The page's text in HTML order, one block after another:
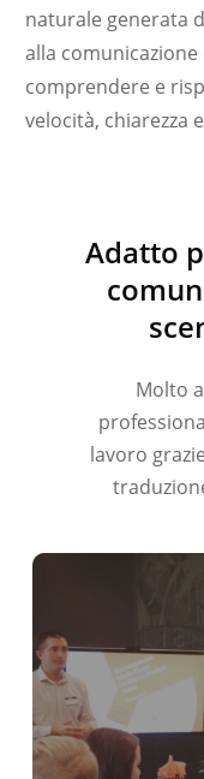
naturale generata
alla
comprendere e
velocità, chiarezza
Adatto
Molto
lavoro